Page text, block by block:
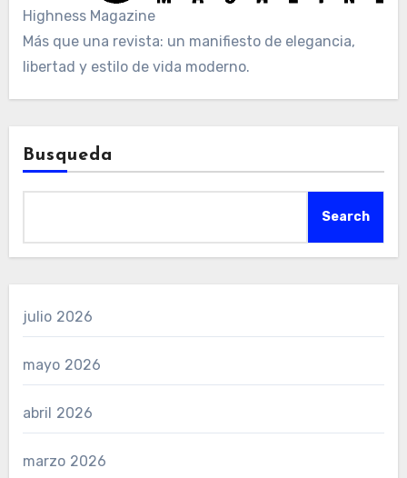
Highness Magazine
Más que una revista: un manifiesto de elegancia,
libertad y estilo de vida moderno.
Busqueda
Search
julio 2026
mayo 2026
abril 2026
marzo 2026